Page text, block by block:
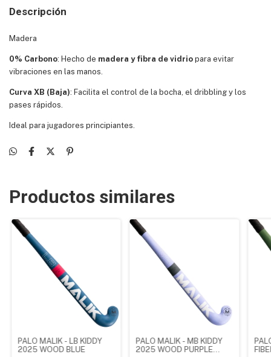
Descripción
Madera
0% Carbono: Hecho de madera y fibra de vidrio para evitar
vibraciones en las manos.
Curva XB (Baja): Facilita el control de la bocha, el dribbling y los
pases rápidos.
Ideal para jugadores principiantes.
Productos similares
PALO MALIK - LB KIDDY
2025 WOOD BLUE
PALO MALIK - MB KIDDY
2025 WOOD PURPLE